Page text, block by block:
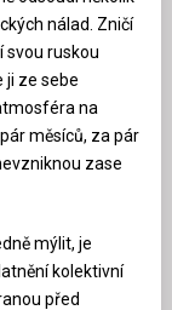
nálad. Zničí
svou ruskou
ji ze sebe
na
měsíců, za pár
zase
mýlit, je
kolektivní
před